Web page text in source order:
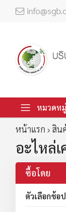
หมวดห
หน้าแรก สิน
อะไหล่
ซื้อโดย
ตัวเลือกช้อ